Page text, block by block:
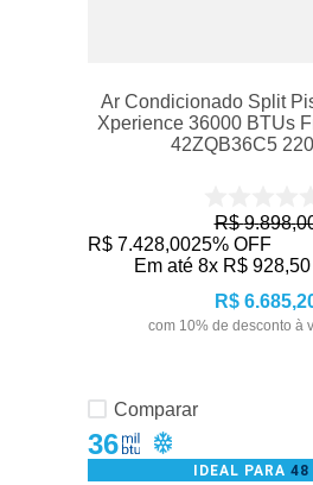
Ar Condicionado Split
Xperience 36000 BTUs
42ZQB36C5
R$ 9.898,
R$ 7.428,0025% OFF
Em até 8x R$ 928,50
R$ 6.685,
com 10% de desconto à
Comparar
36
IDEAL PARA 48